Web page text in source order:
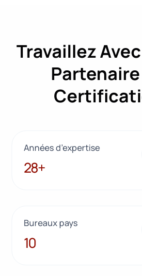
Travaillez
Années d’expertise
28+
28+
Bureaux pays
10
10